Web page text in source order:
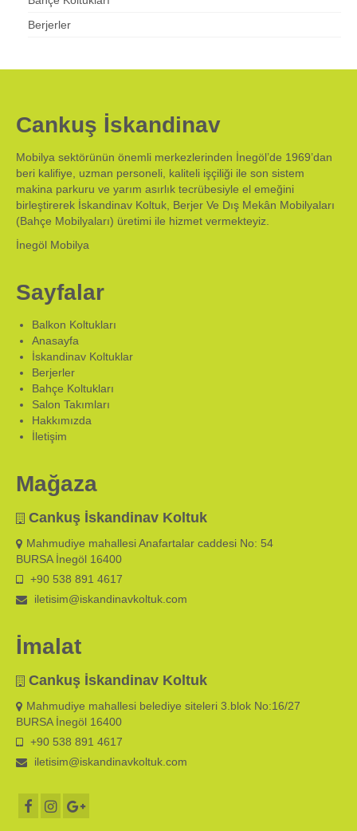
Berjerler
Cankuş İskandinav
Mobilya sektörünün önemli merkezlerinden İnegöl’de 1969’dan
beri kalifiye, uzman personeli, kaliteli işçiliği ile son sistem
makina parkuru ve yarım asırlık tecrübesiyle el emeğini
birleştirerek İskandinav Koltuk, Berjer Ve Dış Mekân Mobilyaları
(Bahçe Mobilyaları) üretimi ile hizmet vermekteyiz.
İnegöl Mobilya
Sayfalar
Balkon Koltukları
Anasayfa
İskandinav Koltuklar
Berjerler
Bahçe Koltukları
Salon Takımları
Hakkımızda
İletişim
Mağaza
Cankuş İskandinav Koltuk
Mahmudiye mahallesi Anafartalar caddesi No: 54
BURSA İnegöl 16400
+90 538 891 4617
iletisim@iskandinavkoltuk.com
İmalat
Cankuş İskandinav Koltuk
Mahmudiye mahallesi belediye siteleri 3.blok No:16/27
BURSA İnegöl 16400
+90 538 891 4617
iletisim@iskandinavkoltuk.com